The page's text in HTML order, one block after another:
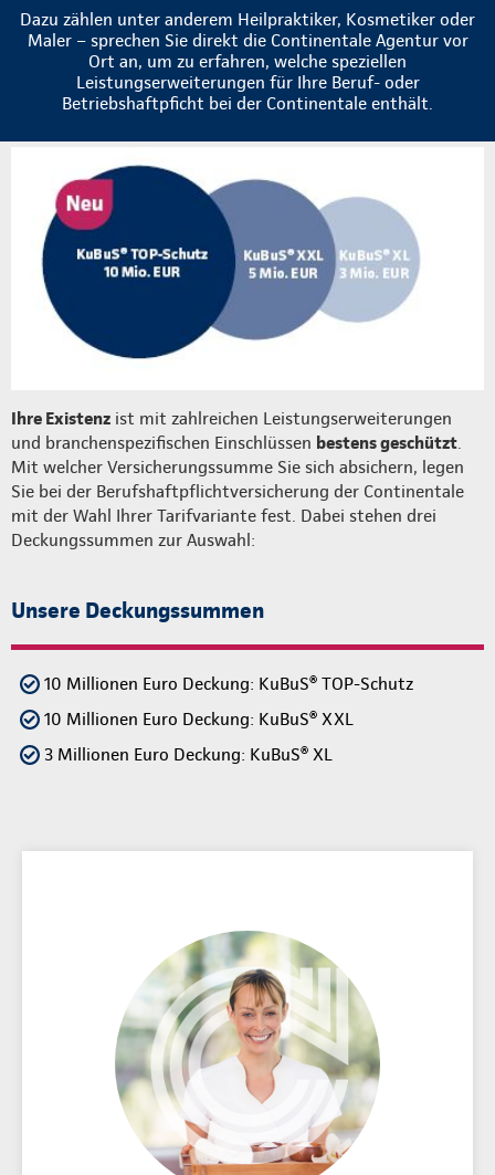
Dazu zählen unter anderem Heilpraktiker, Kosmetiker oder
Maler – sprechen Sie direkt die Continentale Agentur vor
Ort an, um zu erfahren, welche speziellen
Leistungserweiterungen für Ihre Beruf- oder
Betriebshaftpficht bei der Continentale enthält.
Ihre Existenz ist mit zahlreichen Leistungserweiterungen
und branchenspezifischen Einschlüssen bestens geschützt.
Mit welcher Versicherungssumme Sie sich absichern, legen
Sie bei der Berufshaftpflichtversicherung der Continentale
mit der Wahl Ihrer Tarifvariante fest. Dabei stehen drei
Deckungssummen zur Auswahl:
Unsere Deckungssummen
10 Millionen Euro Deckung: KuBuS® TOP-Schutz
10 Millionen Euro Deckung: KuBuS® XXL
3 Millionen Euro Deckung: KuBuS® XL